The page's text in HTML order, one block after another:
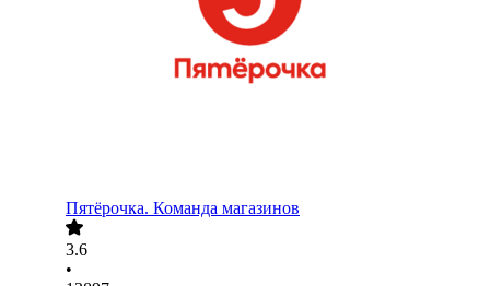
Пятёрочка. Команда магазинов
3.6
•